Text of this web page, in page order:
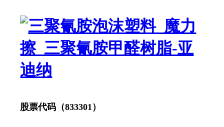
股票代码（833301）